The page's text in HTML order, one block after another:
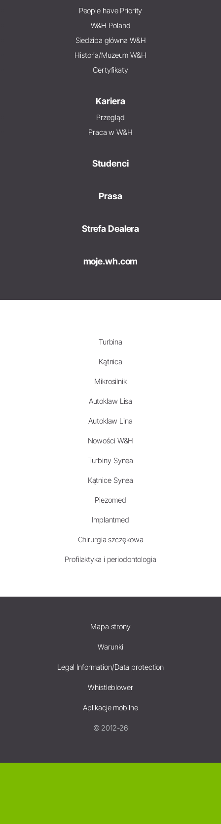
People have Priority
W&H Poland
Siedziba główna W&H
Historia/Muzeum W&H
Certyfikaty
Kariera
Przegląd
Praca w W&H
Studenci
Prasa
Strefa Dealera
moje.wh.com
Turbina
Kątnica
Mikrosilnik
Autoklaw Lisa
Autoklaw Lina
Nowości W&H
Turbiny Synea
Kątnice Synea
Piezomed
Implantmed
Chirurgia szczękowa
Profilaktyka i periodontologia
Mapa strony
Warunki
Legal Information/Data protection
Whistleblower
Aplikacje mobilne
© 2012-26